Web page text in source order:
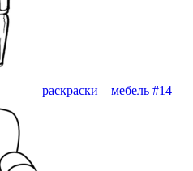
раскраски – мебель #14